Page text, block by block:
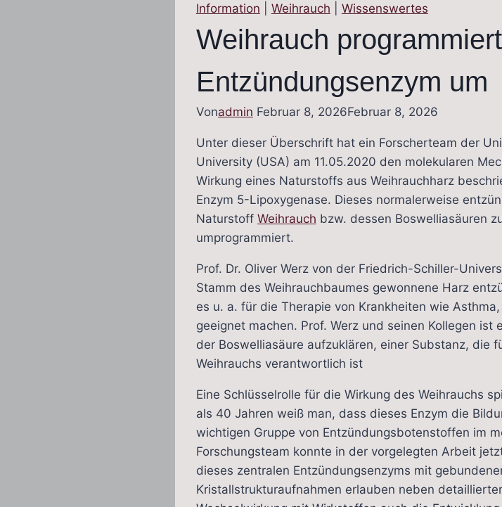
Information Weihrauch Wissenswertes
Weihrauch programmiert
Entzündungsenzym um
Vonadmin Februar 8, 2026Februar 8, 2026
Unter dieser Überschrift hat ein Forscherteam der
University (USA) am 11.05.2020 den molekularen
Wirkung eines Naturstoffs aus Weihrauchharz
Enzym 5-Lipoxygenase. Dieses normalerweise
Naturstoff Weihrauch bzw. dessen Boswelliasäuren
umprogrammiert.
Prof. Dr. Oliver Werz von der Friedrich-Schiller-
Stamm des Weihrauchbaumes gewonnene Harz
es u. a. für die Therapie von Krankheiten wie
geeignet machen. Prof. Werz und seinen Kollegen
der Boswelliasäure aufzuklären, einer Substanz, die
Weihrauchs verantwortlich ist
Eine Schlüsselrolle für die Wirkung des Weihrauchs
als 40 Jahren weiß man, dass dieses Enzym die
wichtigen Gruppe von Entzündungsbotenstoffen im
Forschungsteam konnte in der vorgelegten Arbeit
dieses zentralen Entzündungsenzyms mit
Kristallstrukturaufnahmen erlauben neben